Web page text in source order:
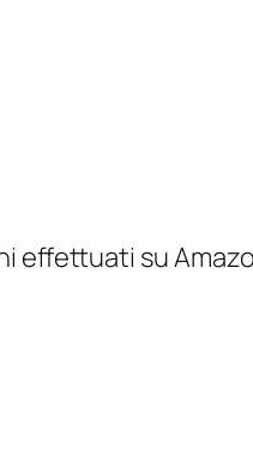
effettuati su